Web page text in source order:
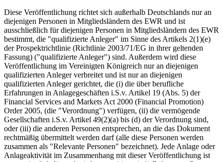
Diese Veröffentlichung richtet sich außerhalb Deutschlands nur an
diejenigen Personen in Mitgliedsländern des EWR und ist
ausschließlich für diejenigen Personen in Mitgliedsländern des EWR
bestimmt, die "qualifizierte Anleger" im Sinne des Artikels 2(1)(e)
der Prospektrichtlinie (Richtlinie 2003/71/EG in ihrer geltenden
Fassung) ("qualifizierte Anleger") sind. Außerdem wird diese
Veröffentlichung im Vereinigten Königreich nur an diejenigen
qualifizierten Anleger verbreitet und ist nur an diejenigen
qualifizierten Anleger gerichtet, die (i) die über berufliche
Erfahrungen in Anlagegeschäften i.S.v. Artikel 19 (Abs. 5) der
Financial Services and Markets Act 2000 (Financial Promotion)
Order 2005, (die "Verordnung") verfügen, (ii) die vermögende
Gesellschaften i.S.v. Artikel 49(2)(a) bis (d) der Verordnung sind,
oder (iii) die anderen Personen entsprechen, an die das Dokument
rechtmäßig übermittelt werden darf (alle diese Personen werden
zusammen als "Relevante Personen" bezeichnet). Jede Anlage oder
Anlageaktivität im Zusammenhang mit dieser Veröffentlichung ist